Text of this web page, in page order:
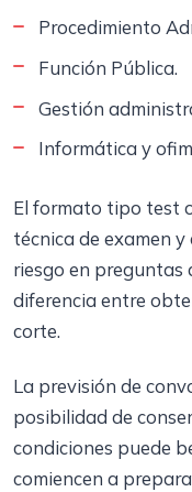
Procedimiento
Función Pública.
Gestión
Informática y
El formato tipo test
técnica de examen
riesgo en preguntas
diferencia entre
corte.
La previsión de
posibilidad de
condiciones puede
comiencen a